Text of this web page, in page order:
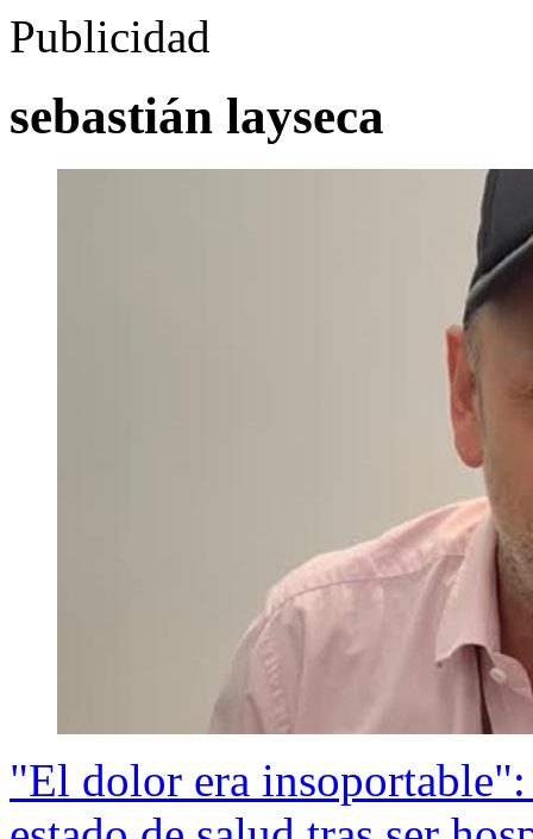
Publicidad
sebastián layseca
"El dolor era insoportable":